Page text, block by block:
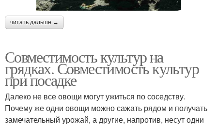
читать дальше →
Совместимость культур на
грядках. Совместимость культур
при посадке
Далеко не все овощи могут ужиться по соседству.
Почему же одни овощи можно сажать рядом и получать
замечательный урожай, а другие, напротив, несут одни